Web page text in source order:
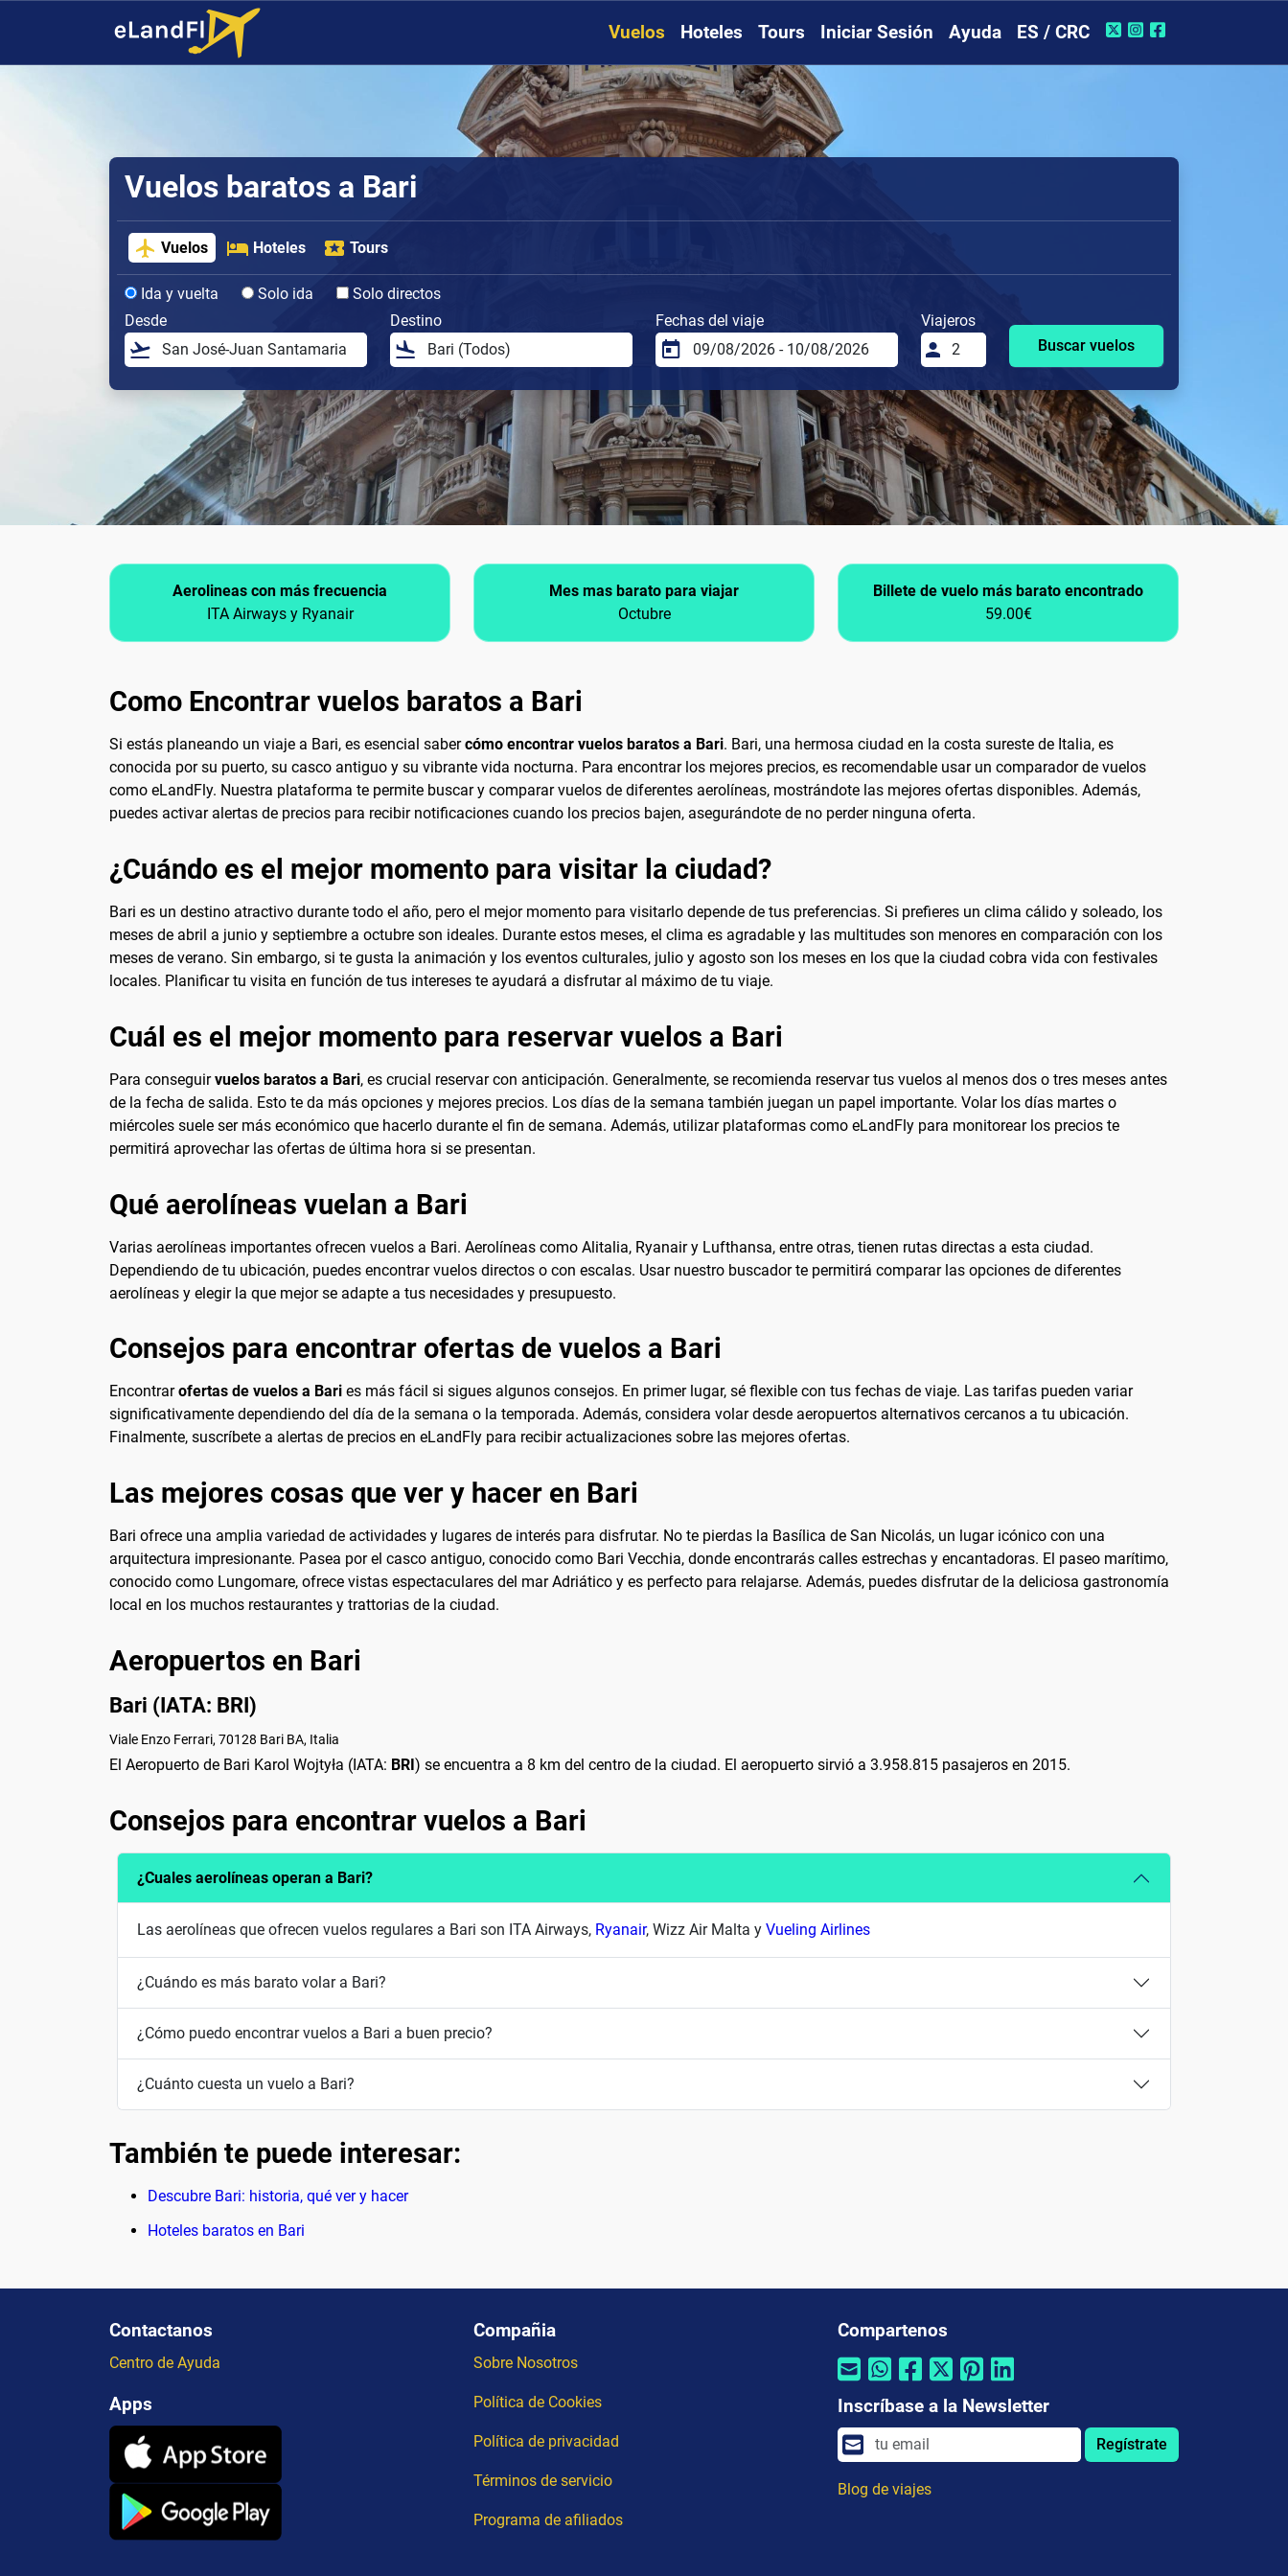
Vuelos Hoteles Tours Iniciar Sesión Ayuda ES / CRC
Vuelos baratos a Bari
Vuelos Hoteles Tours
Ida y vuelta Solo ida
Solo directos
Desde
Destino Fechas del viaje
Viajeros
Buscar vuelos
Aerolineas con más frecuencia
ITA Airways y Ryanair
Mes mas barato para viajar
Octubre
Billete de vuelo más barato encontrado
59.00€
Como Encontrar vuelos baratos a Bari
Si estás planeando un viaje a Bari, es esencial sabercómo encontrar vuelos baratos a Bari. Bari, una hermosa ciudad en la costa sureste de Italia, es
conocida por su puerto, su casco antiguo y su vibrante vida nocturna. Para encontrar los mejores precios, es recomendable usar un comparador de vuelos
como eLandFly. Nuestra plataforma te permite buscar y comparar vuelos de diferentes aerolíneas, mostrándote las mejores ofertas disponibles. Además,
puedes activar alertas de precios para recibir notificaciones cuando los precios bajen, asegurándote de no perder ninguna oferta.
¿Cuándo es el mejor momento para visitar la ciudad?
Bari es un destino atractivo durante todo el año, pero el mejor momento para visitarlo depende de tus preferencias. Si prefieres un clima cálido y soleado, los
meses de abril a junio y septiembre a octubre son ideales. Durante estos meses, el clima es agradable y las multitudes son menores en comparación con los
meses de verano. Sin embargo, si te gusta la animación y los eventos culturales, julio y agosto son los meses en los que la ciudad cobra vida con festivales
locales. Planificar tu visita en función de tus intereses te ayudará a disfrutar al máximo de tu viaje.
Cuál es el mejor momento para reservar vuelos a Bari
Para conseguirvuelos baratos a Bari, es crucial reservar con anticipación. Generalmente, se recomienda reservar tus vuelos al menos dos o tres meses antes
de la fecha de salida. Esto te da más opciones y mejores precios. Los días de la semana también juegan un papel importante. Volar los días martes o
miércoles suele ser más económico que hacerlo durante el fin de semana. Además, utilizar plataformas como eLandFly para monitorear los precios te
permitirá aprovechar las ofertas de última hora si se presentan.
Qué aerolíneas vuelan a Bari
Varias aerolíneas importantes ofrecen vuelos a Bari. Aerolíneas como Alitalia, Ryanair y Lufthansa, entre otras, tienen rutas directas a esta ciudad.
Dependiendo de tu ubicación, puedes encontrar vuelos directos o con escalas. Usar nuestro buscador te permitirá comparar las opciones de diferentes
aerolíneas y elegir la que mejor se adapte a tus necesidades y presupuesto.
Consejos para encontrar ofertas de vuelos a Bari
Encontrarofertas de vuelos a Bari es más fácil si sigues algunos consejos. En primer lugar, sé flexible con tus fechas de viaje. Las tarifas pueden variar
significativamente dependiendo del día de la semana o la temporada. Además, considera volar desde aeropuertos alternativos cercanos a tu ubicación.
Finalmente, suscríbete a alertas de precios en eLandFly para recibir actualizaciones sobre las mejores ofertas.
Las mejores cosas que ver y hacer en Bari
Bari ofrece una amplia variedad de actividades y lugares de interés para disfrutar. No te pierdas la Basílica de San Nicolás, un lugar icónico con una
arquitectura impresionante. Pasea por el casco antiguo, conocido como Bari Vecchia, donde encontrarás calles estrechas y encantadoras. El paseo marítimo,
conocido como Lungomare, ofrece vistas espectaculares del mar Adriático y es perfecto para relajarse. Además, puedes disfrutar de la deliciosa gastronomía
local en los muchos restaurantes y trattorias de la ciudad.
Aeropuertos en Bari
Bari (IATA: BRI)
Viale Enzo Ferrari, 70128 Bari BA, Italia
El Aeropuerto de Bari Karol Wojtyła (IATA: BRI) se encuentra a 8 km del centro de la ciudad. El aeropuerto sirvió a 3.958.815 pasajeros en 2015.
Consejos para encontrar vuelos a Bari
¿Cuales aerolíneas operan a Bari?
Las aerolíneas que ofrecen vuelos regulares a Bari son ITA Airways, Ryanair, Wizz Air Malta y Vueling Airlines
¿Cuándo es más barato volar a Bari?
¿Cómo puedo encontrar vuelos a Bari a buen precio?
¿Cuánto cuesta un vuelo a Bari?
También te puede interesar:
Descubre Bari: historia, qué ver y hacer
Hoteles baratos en Bari
Contactanos
Centro de Ayuda
Apps
Compañia
Sobre Nosotros
Política de Cookies
Política de privacidad
Términos de servicio
Programa de afiliados
Compartenos
Inscríbase a la Newsletter
Regístrate
Blog de viajes